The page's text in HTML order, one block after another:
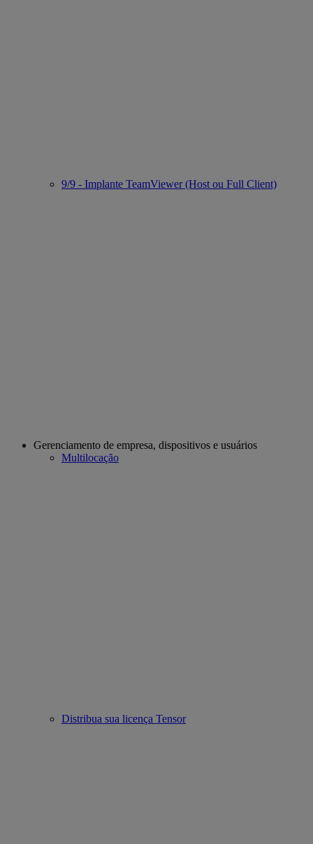
9/9 - Implante TeamViewer (Host ou Full Client)
Gerenciamento de empresa, dispositivos e usuários
Multilocação
Distribua sua licença Tensor